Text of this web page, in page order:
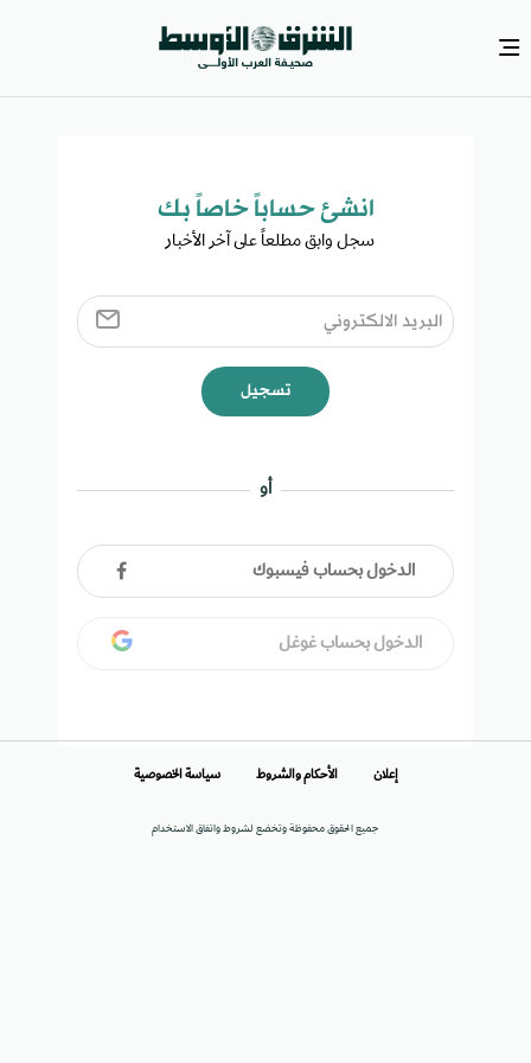
انشئ حساباً خاصاً بك​
سجل وابق مطلعاً على آخر الأخبار ​
تسجيل
أو
الدخول بحساب فيسبوك
الدخول بحساب غوغل
جميع الحقوق محفوظة وتخضع لشروط واتفاق الاستخدام
إعلان الأحكام والشروط سياسة الخصوصية